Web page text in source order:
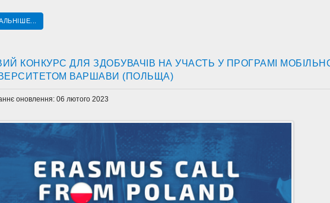
КОНКУРС ДЛЯ ЗДОБУВАЧІВ НА УЧАСТЬ У ПРОГРАМІ
ВАРШАВИ (ПОЛЬЩА)
оновлення: 06 лютого 2023